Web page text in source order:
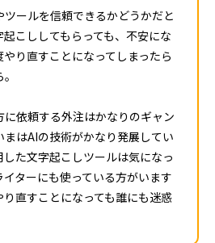
ールを信頼できるかどうかだと
こししてもらっても、不安にな
り直すことになってしまったら
依頼する外注はかなりのギャン
まはAIの技術がかなり発展してい
た文字起こしツールは気になっ
ターにも使っている方がいます
り直すことになっても誰にも迷惑